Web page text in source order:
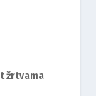
žrtvama